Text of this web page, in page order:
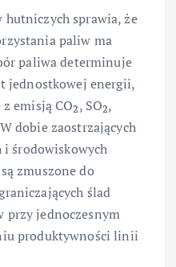
hutniczych sprawia, że
paliw ma
paliwa determinuje
jednostkowej energii,
emisją CO2 , SO2,
dobie zaostrzających
środowiskowych
zmuszone do
ślad
przy jednoczesnym
produktywności linii